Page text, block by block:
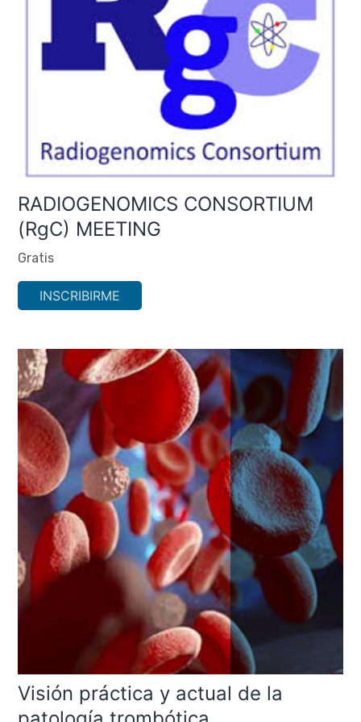
RADIOGENOMICS CONSORTIUM
(RgC) MEETING
Gratis
INSCRIBIRME
Visión práctica y actual de la